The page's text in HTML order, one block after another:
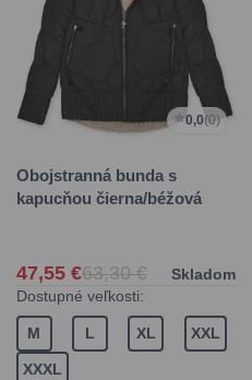
0,0(0)
Obojstranná bunda s
kapucňou čierna/béžová
47,55 €63,30 €
Skladom
Dostupné veľkosti:
M L XL XXL
XXXL